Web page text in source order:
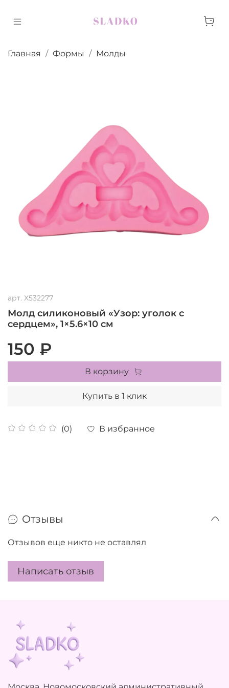
Главная Формы Молды
арт. X532277
Молд силиконовый «Узор: уголок с
сердцем», 1×5.6×10 см
(0) В избранное
150 ₽
В корзину
Купить в 1 клик
Отзывы
Отзывов еще никто не оставлял
Написать отзыв